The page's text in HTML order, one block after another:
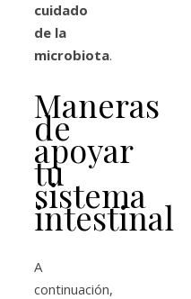
cuidado
de la
microbiota.
Maneras
de
apoyar
tu
sistema
intestinal
A
continuación,